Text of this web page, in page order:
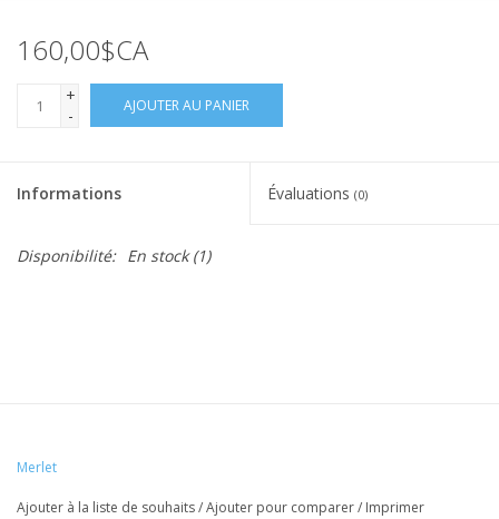
160,00$CA
+
-
AJOUTER AU PANIER
Informations Évaluations (0)
Disponibilité: En stock(1)
Merlet
Ajouter à la liste de souhaits/Ajouter pour comparer/ Imprimer